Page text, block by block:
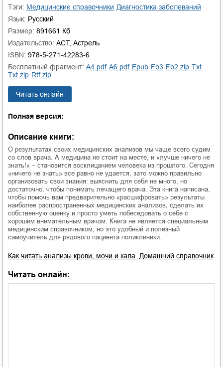
Тэги:
медицинские справочники
диагностика заболеваний
Язык: Русский
Размер: 891661 Кб
Издательство: ACT, Астрель
ISBN: 978-5-271-42283-6
Бесплатный фрагмент:
a4.pdf a6.pdf epub fb3 fb2.zip
txt
txt.zip
rtf.zip
Читать онлайн
Полная версия:
Описание книги:
О результатах своих медицинских анализов мы чаще всего судим
со слов врача. А медицина не стоит на месте, и «лучше ничего не
знать!» – становится восклицанием человека из прошлого. Сегодня
«ничего не знать» все равно не удается, зато можно правильно
организовать свои знания: выяснить для себя не много, но
достаточно, чтобы понимать лечащего врача. Эта книга написана,
чтобы помочь вам предварительно «расшифровать» результаты
наиболее распространенных медицинских анализов, сделать их
собственную оценку и просто уметь побеседовать о себе с
хорошим внимательным врачом. Книга не является специальным
медицинским справочником, но это удобный и полезный
самоучитель для рядового пациента поликлиники.
Как читать анализы крови, мочи и кала. Домашний справочник
Читать онлайн: